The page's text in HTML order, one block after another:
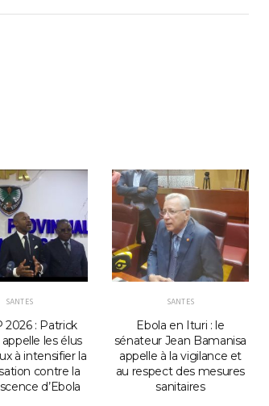
SANTES
2026 : Patrick
les élus
à intensifier la
contre la
d’Ebola
SANTES
Ebola en Ituri : le
sénateur Jean Bamanisa
appelle à la vigilance et
au respect des mesures
sanitaires